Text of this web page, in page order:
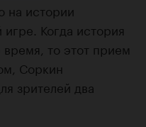
на истории
Когда история
то этот прием
Соркин
зрителей два